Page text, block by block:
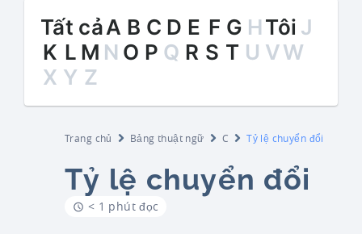
Tất cảA B C D E F G HTôi J
K L M N O P Q R S T U VW
X Y Z
Trang chủ Bảng thuật ngữ C Tỷ lệ chuyển đổi
Tỷ lệ chuyển đổi
< 1 phút đọc